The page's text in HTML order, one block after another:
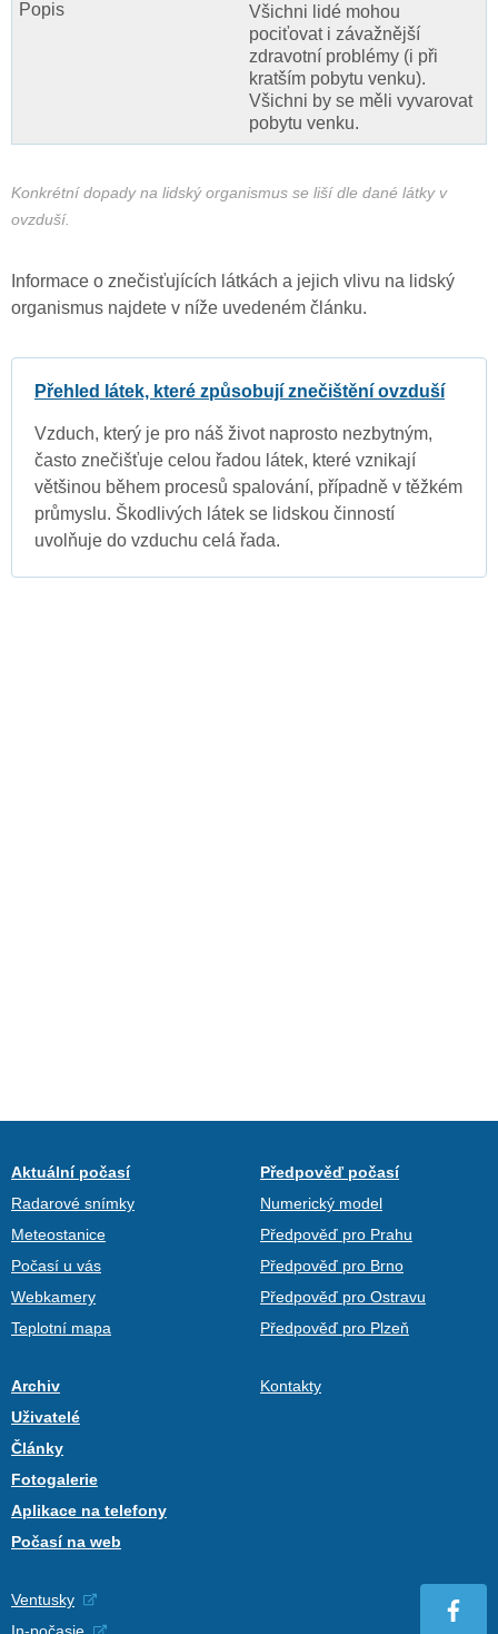
Všichni lidé mohou
pociťovat i závažnější
zdravotní problémy (i při
kratším pobytu venku).
Všichni by se měli vyvarovat
pobytu venku.
Konkrétní dopady na lidský organismus se liší dle dané látky v
ovzduší.
Informace o znečisťujících látkách a jejich vlivu na lidský
organismus najdete v níže uvedeném článku.
Přehled látek, které způsobují znečištění ovzduší
Vzduch, který je pro náš život naprosto nezbytným,
často znečišťuje celou řadou látek, které vznikají
většinou během procesů spalování, případně v těžkém
průmyslu. Škodlivých látek se lidskou činností
uvolňuje do vzduchu celá řada.
Aktuální počasí
Radarové snímky
Meteostanice
Počasí u vás
Webkamery
Teplotní mapa
Předpověď počasí
Numerický model
Předpověď pro Prahu
Předpověď pro Brno
Předpověď pro Ostravu
Předpověď pro Plzeň
Archiv
Uživatelé
Články
Fotogalerie
Aplikace na telefony
Počasí na web
Kontakty
Ventusky